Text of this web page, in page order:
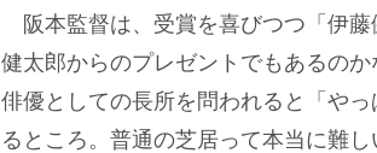
阪本監督は、受賞を喜びつつ「伊藤
健太郎からのプレゼントでもあるの
俳優としての長所を問われると「や
るところ。普通の芝居って本当に難